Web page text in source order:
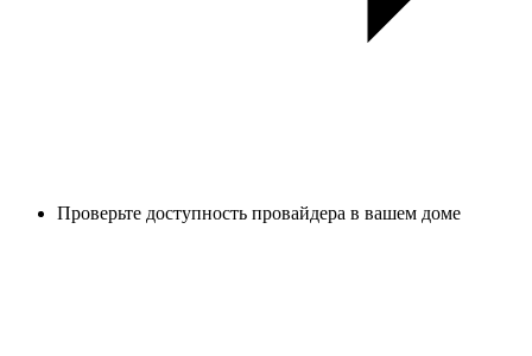
Проверьте доступность провайдера в вашем доме